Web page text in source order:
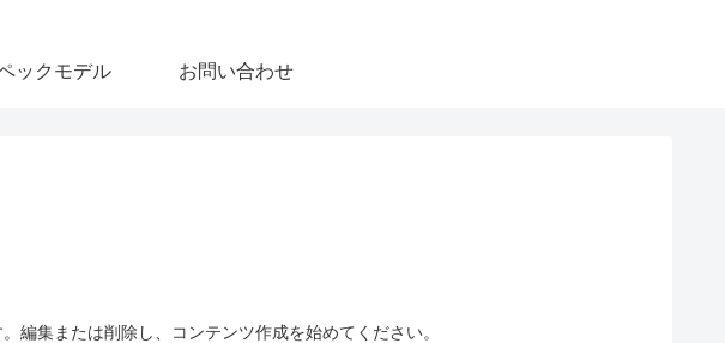
ックモデル お問い合わせ
編集または削除し、コンテンツ作成を始めてください。